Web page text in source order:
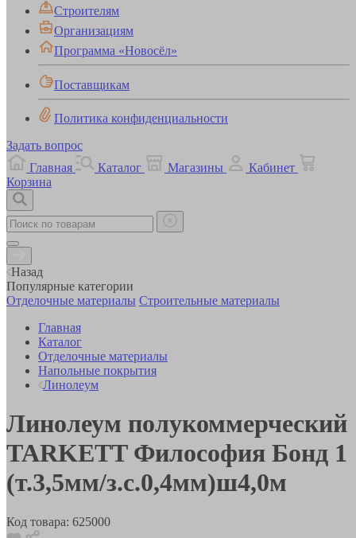
Строителям
Организациям
Программа «Новосёл»
Поставщикам
Политика конфиденциальности
Задать вопрос
Главная
Каталог Магазины
Кабинет
Корзина
Назад
Популярные категории
Отделочные материалы Строительные материалы
Главная
Каталог
Отделочные материалы
Напольные покрытия
Линолеум
Линолеум полукоммерческий
TARKETT Философия Бонд 1
(т.3,5мм/з.с.0,4мм)ш4,0м
Код товара: 625000